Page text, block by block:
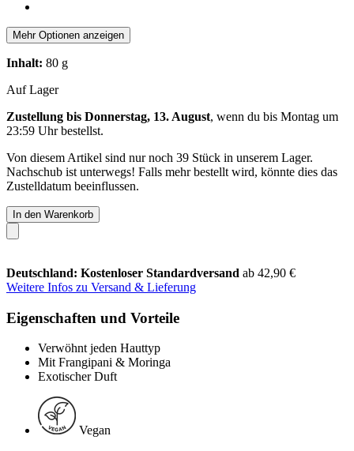
Mehr Optionen anzeigen
Inhalt: 80 g
Auf Lager
Zustellung bis Donnerstag, 13. August, wenn du bis Montag um
23:59 Uhrbestellst.
Von diesem Artikel sind nur noch 39 Stück in unserem Lager.
Nachschub ist unterwegs! Falls mehr bestellt wird, könnte dies das
Zustelldatum beeinflussen.
In den Warenkorb
Deutschland: Kostenloser Standardversand ab 42,90 €
Weitere Infos zu Versand & Lieferung
Eigenschaften und Vorteile
Verwöhnt jeden Hauttyp
Mit Frangipani & Moringa
Exotischer Duft
Vegan